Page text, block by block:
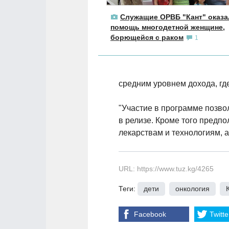
Служащие ОРВБ "Кант"
помощь многодетной женщине,
борющейся с раком
1
средним уровнем дохода,
"Участие в программе
в релизе. Кроме того
лекарствам и технологиям,
URL: https://www.tuz.kg/4265
Теги: дети онкология
Facebook